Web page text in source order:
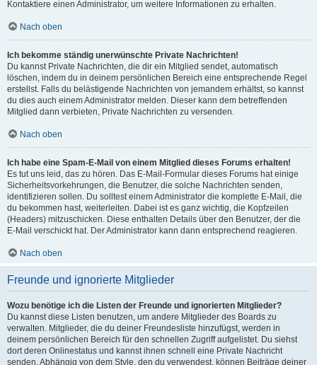
Kontaktiere einen Administrator, um weitere Informationen zu erhalten.
Nach oben
Ich bekomme ständig unerwünschte Private Nachrichten!
Du kannst Private Nachrichten, die dir ein Mitglied sendet, automatisch
löschen, indem du in deinem persönlichen Bereich eine entsprechende Regel
erstellst. Falls du belästigende Nachrichten von jemandem erhältst, so kannst
du dies auch einem Administrator melden. Dieser kann dem betreffenden
Mitglied dann verbieten, Private Nachrichten zu versenden.
Nach oben
Ich habe eine Spam-E-Mail von einem Mitglied dieses Forums erhalten!
Es tut uns leid, das zu hören. Das E-Mail-Formular dieses Forums hat einige
Sicherheitsvorkehrungen, die Benutzer, die solche Nachrichten senden,
identifizieren sollen. Du solltest einem Administrator die komplette E-Mail, die
du bekommen hast, weiterleiten. Dabei ist es ganz wichtig, die Kopfzeilen
(Headers) mitzuschicken. Diese enthalten Details über den Benutzer, der die
E-Mail verschickt hat. Der Administrator kann dann entsprechend reagieren.
Nach oben
Freunde und ignorierte Mitglieder
Wozu benötige ich die Listen der Freunde und ignorierten Mitglieder?
Du kannst diese Listen benutzen, um andere Mitglieder des Boards zu
verwalten. Mitglieder, die du deiner Freundesliste hinzufügst, werden in
deinem persönlichen Bereich für den schnellen Zugriff aufgelistet. Du siehst
dort deren Onlinestatus und kannst ihnen schnell eine Private Nachricht
senden. Abhängig von dem Style, den du verwendest, können Beiträge deiner